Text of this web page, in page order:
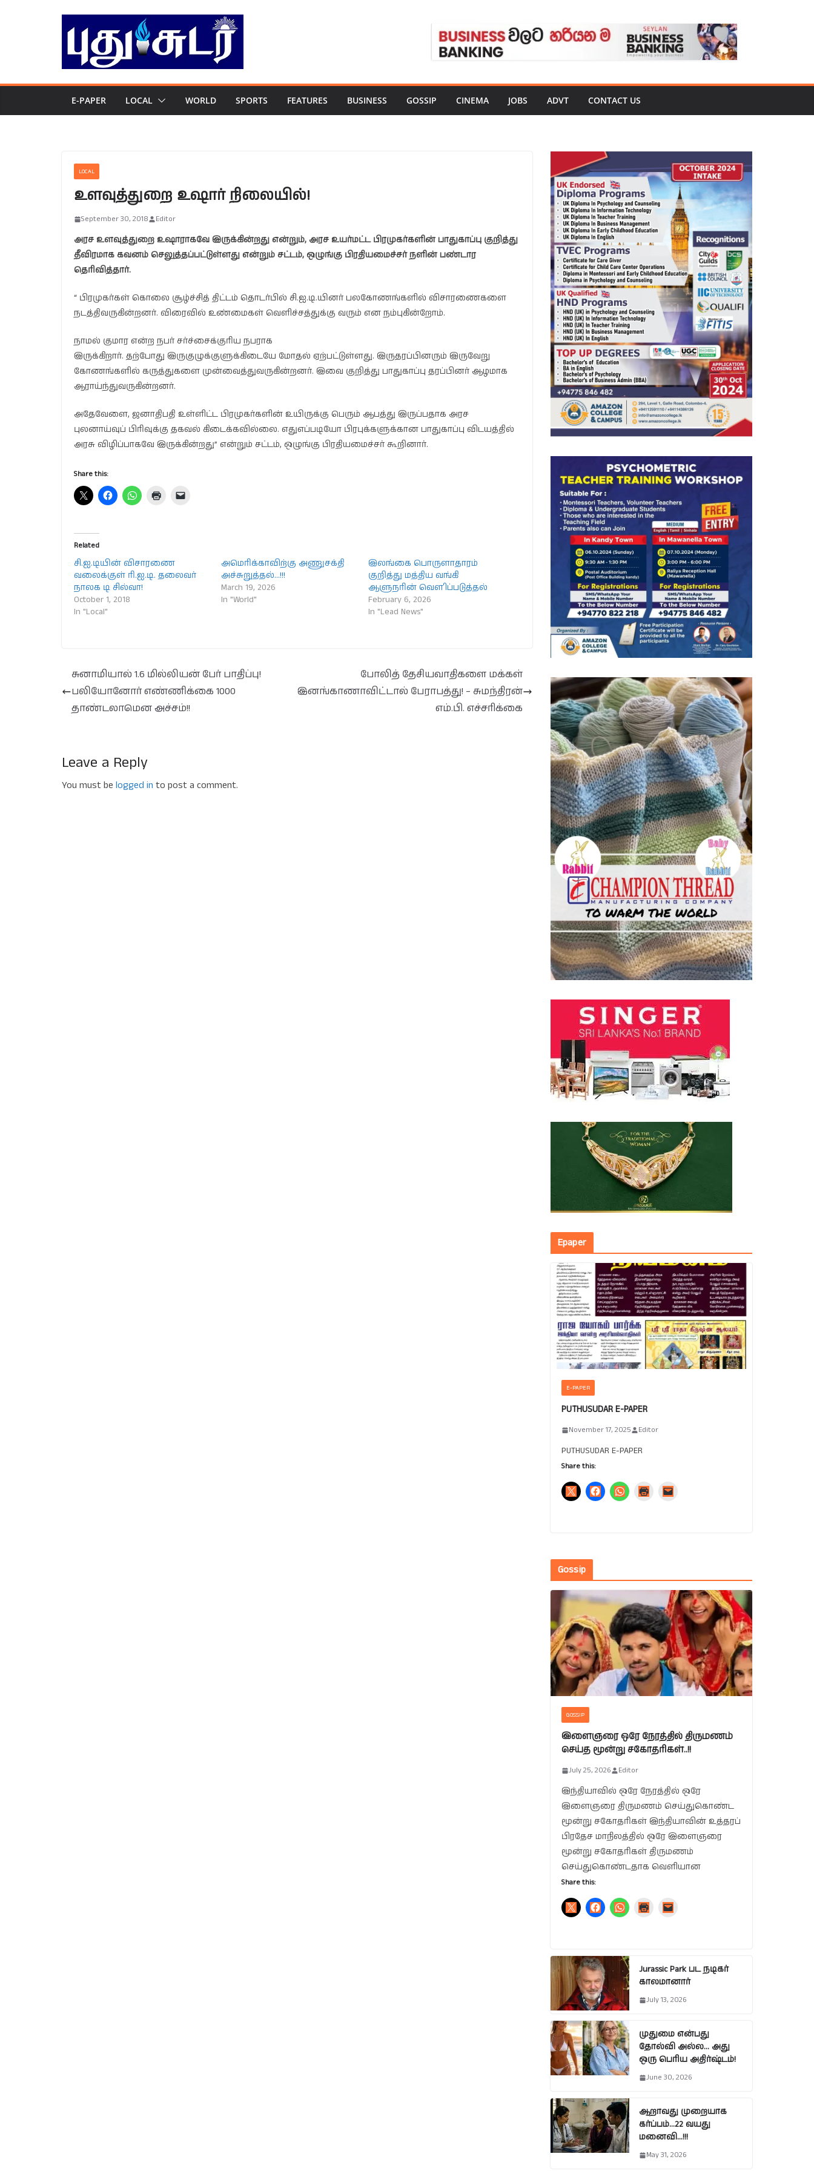
E-PAPER LOCAL WORLD SPORTS FEATURES BUSINESS GOSSIP CINEMA JOBS ADVT CONTACT US
LOCAL
உளவுத்துறை உஷார் நிலையில்!
September 30, 2018 Editor
அரச உளவுத்துறை உஷாராகவே இருக்கின்றது என்றும், அரச உயர்மட்ட பிரமுகர்களின் பாதுகாப்பு குறித்து
தீவிரமாக கவனம் செலுத்தப்பட்டுள்ளது என்றும் சட்டம், ஒழுங்கு பிரதியமைச்சர் நளின் பண்டார
தெரிவித்தார்.
“ பிரமுகர்கள் கொலை சூழ்ச்சித் திட்டம் தொடர்பில் சி.ஐ.டி.யினர் பலகோணங்களில் விசாரணைகளை
நடத்திவருகின்றனர். விரைவில் உண்மைகள் வெளிச்சத்துக்கு வரும் என நம்புகின்றோம்.
நாமல் குமார என்ற நபர் சர்ச்சைக்குரிய நபராக
இருக்கிறார். தற்போது இருகுழுக்குளுக்கிடையே மோதல் ஏற்பட்டுள்ளது. இருதரப்பினரும் இருவேறு
கோணங்களில் கருத்துகளை முன்வைத்துவருகின்றனர். இவை குறித்து பாதுகாப்பு தரப்பினர் ஆழமாக
ஆராய்ந்துவருகின்றனர்.
அதேவேளை, ஜனாதிபதி உள்ளிட்ட பிரமுகர்களின் உயிருக்கு பெரும் ஆபத்து இருப்பதாக அரச
புலனாய்வுப் பிரிவுக்கு தகவல் கிடைக்கவில்லை. எதுஎப்படியோ பிரபுக்களுக்கான பாதுகாப்பு விடயத்தில்
அரசு விழிப்பாகவே இருக்கின்றது” என்றும் சட்டம், ஒழுங்கு பிரதியமைச்சர் கூறினார்.
Share this:
Related
சி.ஐ.டியின் விசாரணை
வலைக்குள் ரி.ஐ.டி. தலைவர்
நாலக டி சில்வா!
October 1, 2018
In "Local"
அமெரிக்காவிற்கு அணுசக்தி
அச்சுறுத்தல்…!!!
March 19, 2026
In "World"
இலங்கை பொருளாதாரம்
குறித்து மத்திய வங்கி
ஆளுநரின் வௌிப்படுத்தல்
February 6, 2026
In "Lead News"
சுனாமியால் 1.6 மில்லியன் பேர் பாதிப்பு!
பலியோனோர் எண்ணிக்கை 1000
தாண்டலாமென அச்சம்!!
போலித் தேசியவாதிகளை மக்கள்
இனங்காணாவிட்டால் பேராபத்து! – சுமந்திரன்
எம்.பி. எச்சரிக்கை
Leave a Reply
You must be logged in to post a comment.
Epaper
E-PAPER
PUTHUSUDAR E-PAPER
November 17, 2025 Editor
PUTHUSUDAR E-PAPER
Share this:
Gossip
GOSSIP
இளைஞரை ஒரே நேரத்தில் திருமணம்
செய்த மூன்று சகோதரிகள்..!!
July 25, 2026 Editor
இந்தியாவில் ஒரே நேரத்தில் ஒரே
இளைஞரை திருமணம் செய்துகொண்ட
மூன்று சகோதரிகள் இந்தியாவின் உத்தரப்
பிரதேச மாநிலத்தில் ஒரே இளைஞரை
மூன்று சகோதரிகள் திருமணம்
செய்துகொண்டதாக வெளியான
Share this:
Jurassic Park பட நடிகர்
காலமானார்
July 13, 2026
முதுமை என்பது
தோல்வி அல்ல… அது
ஒரு பெரிய அதிர்ஷ்டம்!
June 30, 2026
ஆறாவது முறையாக
கர்ப்பம்…22 வயது
மனைவி…!!!
May 31, 2026